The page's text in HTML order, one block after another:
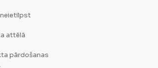
attēlā
pārdošanas